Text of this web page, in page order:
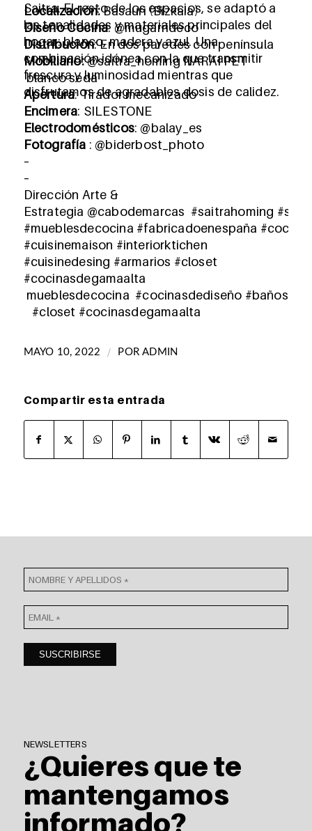
Saitra. El resto de los espacios, se adaptó a
las tonalidades y materiales principales del
hogar: blanco, madera y azul. Una
combinación idónea con la que transmitir
frescura y luminosidad mientras que
disfrutamos de agradables dosis de calidez.
Localización:Basauri (Bizkaia)
Diseño Cocina: @mugarrideco
Distribución: En dos paredes con península
Mobiliario:@saitra_homing NARAI PET
blanco seda
Apertura: Tirador mecanizado
Encimera: SILESTONE
Electrodomésticos: @balay_es
Fotografía : @biderbost_photo
–
–
Dirección Arte &
Estrategia @cabodemarcas #saitrahoming
#mueblesdecocina #fabricadoenespaña
#cuisinemaison #interiorktichen
#cuisinedesing #armarios #closet
#cocinasdegamaalta
mueblesdecocina #cocinasdediseño #baños
#closet #cocinasdegamaalta
MAYO 10, 2022 / PORADMIN
Compartir esta entrada
NEWSLETTERS
¿Quieres que te
mantengamos
informado?